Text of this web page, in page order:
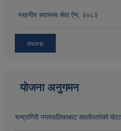
स्थानीय स्वास्थ्य सेवा ऐन, २०८२
more
योजना अनुगमन
चन्द्रागिरी नगरपालिकाबाट कालोपत्रेको